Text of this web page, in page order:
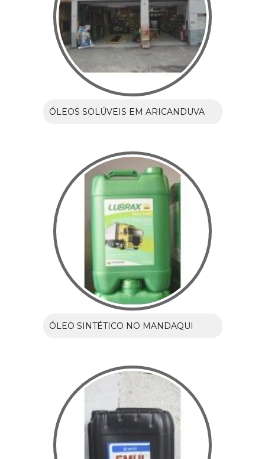
ÓLEOS SOLÚVEIS EM ARICANDUVA
ÓLEO SINTÉTICO NO MANDAQUI